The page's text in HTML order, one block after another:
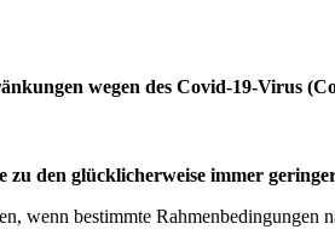
wegen des Covid-19-Virus
zu den glücklicherweise immer
wenn bestimmte